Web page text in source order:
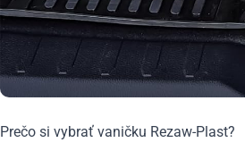
Prečo si vybrať vaničku Rezaw-Plast?